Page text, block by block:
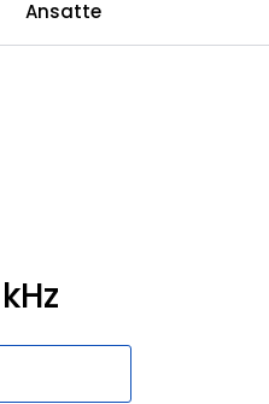
Forhandlerweb
Ansatte